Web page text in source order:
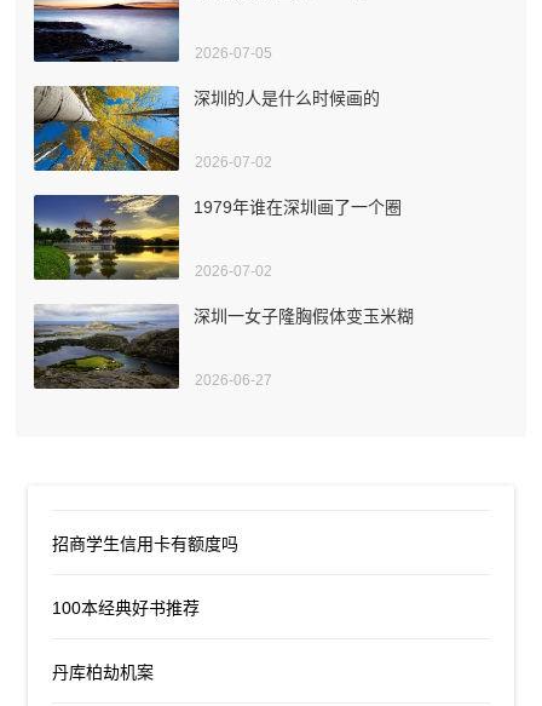
2026-07-05
深圳的人是什么时候画的
2026-07-02
1979年谁在深圳画了一个圈
2026-07-02
深圳一女子隆胸假体变玉米糊
2026-06-27
招商学生信用卡有额度吗
100本经典好书推荐
丹库柏劫机案